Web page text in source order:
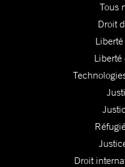
Tous
Droit
Liberté
Droit